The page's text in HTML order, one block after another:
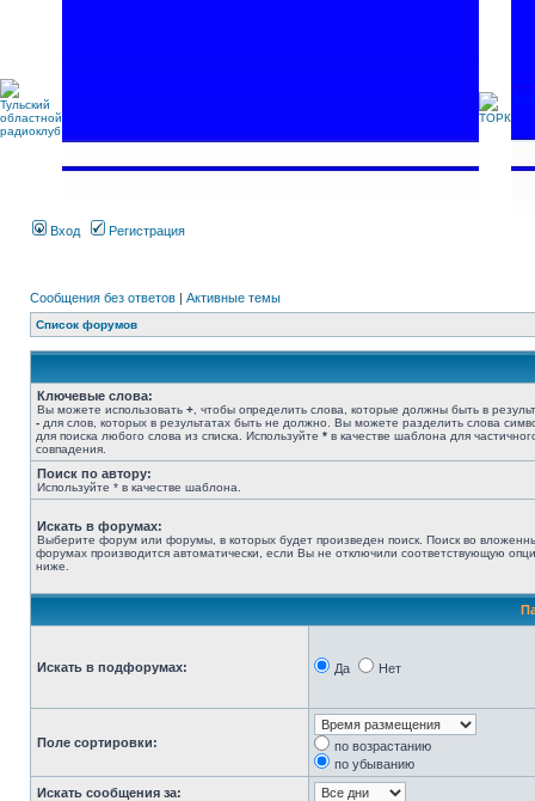
Вход Регистрация
Сообщения без ответов | Активные темы
Список форумов
Ключевые слова:
Вы можете использовать + , чтобы определить слова, которые должны быть в
- для слов, которых в результатах быть не должно. Вы можете разделить слова
для поиска любого слова из списка. Используйте * в качестве шаблона для
совпадения.
Поиск по автору:
Используйте * в качестве шаблона.
Искать в форумах:
Выберите форум или форумы, в которых будет произведен поиск. Поиск во
форумах производится автоматически, если Вы не отключили соответствующую
ниже.
Искать в подфорумах: Да Нет
Поле сортировки:
по возрастанию
по убыванию
Искать сообщения за: